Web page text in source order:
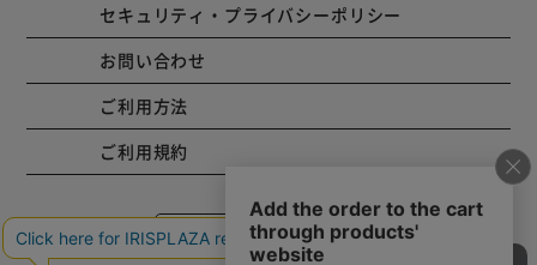
セキュリティ・プライバシーポリシー
お問い合わせ
ご利用方法
ご利用規約
コーポレートサイト